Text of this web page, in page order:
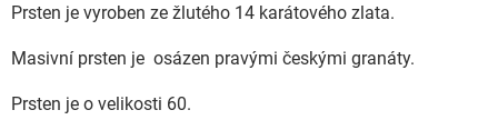
Prsten je vyroben ze žlutého 14 karátového zlata.
Masivní prsten je osázen pravými českými granáty.
Prsten je o velikosti 60.